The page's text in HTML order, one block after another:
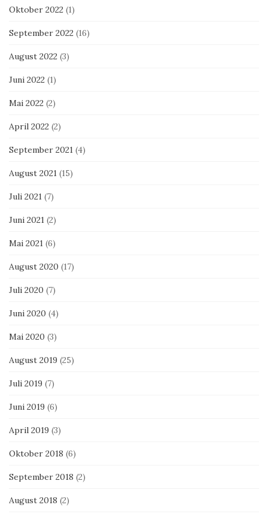
Oktober 2022 (1)
September 2022 (16)
August 2022 (3)
Juni 2022 (1)
Mai 2022 (2)
April 2022 (2)
September 2021 (4)
August 2021 (15)
Juli 2021 (7)
Juni 2021 (2)
Mai 2021 (6)
August 2020 (17)
Juli 2020 (7)
Juni 2020 (4)
Mai 2020 (3)
August 2019 (25)
Juli 2019 (7)
Juni 2019 (6)
April 2019 (3)
Oktober 2018 (6)
September 2018 (2)
August 2018 (2)